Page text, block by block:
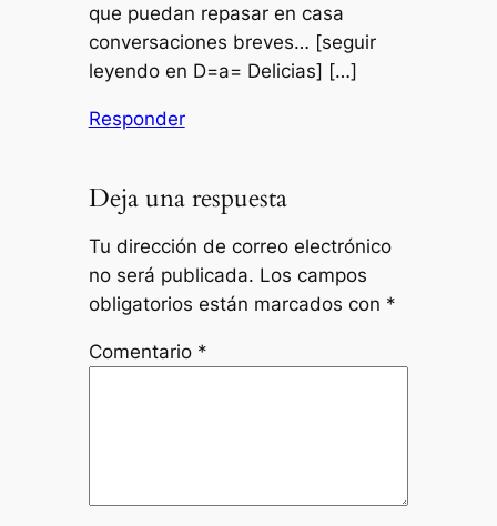
que puedan repasar en casa
conversaciones breves… [seguir
leyendo en D=a= Delicias] […]
Responder
Deja una respuesta
Tu dirección de correo electrónico
no será publicada. Los campos
obligatorios están marcados con *
Comentario *